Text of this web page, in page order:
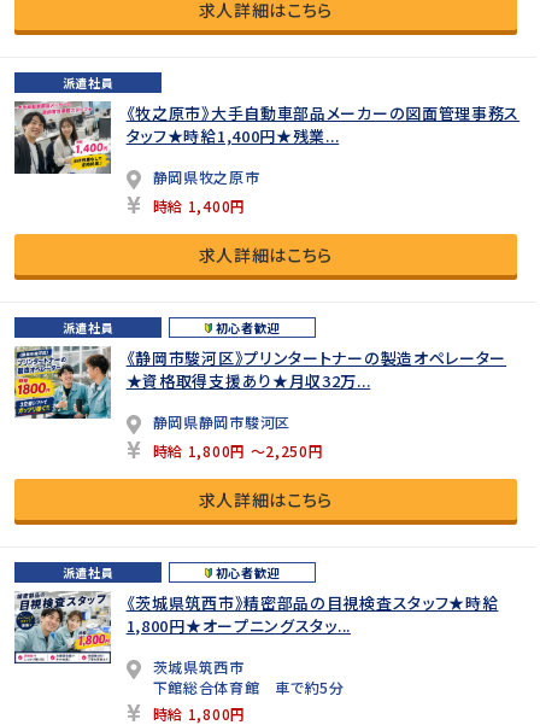
求人詳細はこちら
派遣社員
《牧之原市》大手自動車部品メーカーの図面管理事務ス
タッフ★時給1,400円★残業...
静岡県牧之原市
時給 1,400円
求人詳細はこちら
派遣社員 初心者歓迎
《静岡市駿河区》プリンタートナーの製造オペレーター
★資格取得支援あり★月収32万...
静岡県静岡市駿河区
時給 1,800円 ～2,250円
求人詳細はこちら
派遣社員 初心者歓迎
《茨城県筑西市》精密部品の目視検査スタッフ★時給
1,800円★オープニングスタッ...
茨城県筑西市
下館総合体育館 車で約5分
時給 1,800円